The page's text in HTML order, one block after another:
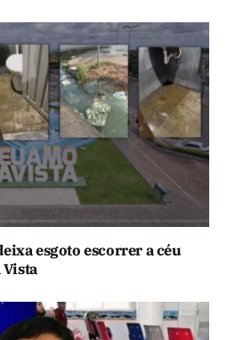
esgoto escorrer a céu
Vista